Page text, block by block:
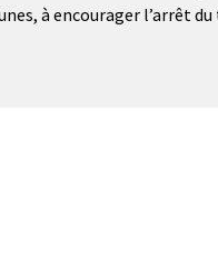
à encourager l’arrêt